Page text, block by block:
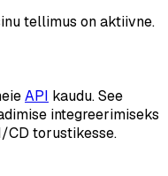
tellimus on aktiivne.
API kaudu. See
integreerimiseks
CD torustikesse.